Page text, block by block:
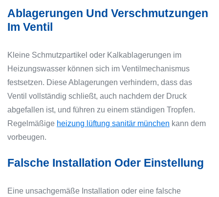
Ablagerungen Und Verschmutzungen
Im Ventil
Kleine Schmutzpartikel oder Kalkablagerungen im
Heizungswasser können sich im Ventilmechanismus
festsetzen. Diese Ablagerungen verhindern, dass das
Ventil vollständig schließt, auch nachdem der Druck
abgefallen ist, und führen zu einem ständigen Tropfen.
Regelmäßige heizung lüftung sanitär münchen kann dem
vorbeugen.
Falsche Installation Oder Einstellung
Eine unsachgemäße Installation oder eine falsche